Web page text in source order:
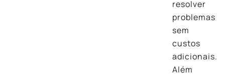
resolver
problemas
sem
custos
adicionais.
Além